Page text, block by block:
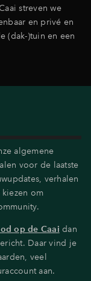
streven we
en privé en
(dak-)tuin en een
algemene
voor de laatste
verhalen
om
op de Caai dan
Daar vind je
veel
aan.